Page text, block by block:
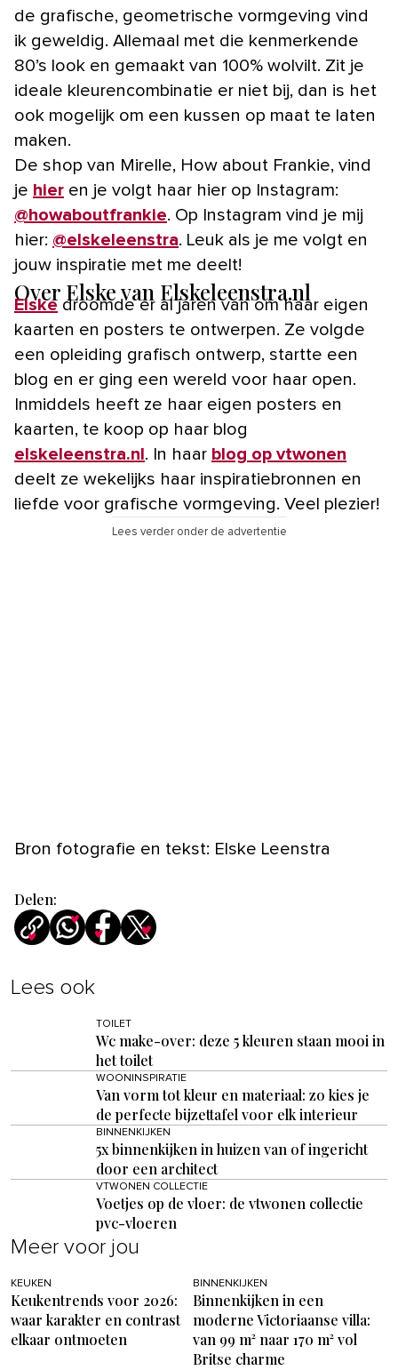
de grafische, geometrische vormgeving vind
ik geweldig. Allemaal met die kenmerkende
80’s look en gemaakt van 100% wolvilt. Zit je
ideale kleurencombinatie er niet bij, dan is het
ook mogelijk om een kussen op maat te laten
maken.
De shop van Mirelle, How about Frankie, vind
je hier en je volgt haar hier op Instagram:
@howaboutfrankie. Op Instagram vind je mij
hier: @elskeleenstra. Leuk als je me volgt en
jouw inspiratie met me deelt!
Over Elske van Elskeleenstra.nl
Elske droomde er al jaren van om haar eigen
kaarten en posters te ontwerpen. Ze volgde
een opleiding grafisch ontwerp, startte een
blog en er ging een wereld voor haar open.
Inmiddels heeft ze haar eigen posters en
kaarten, te koop op haar blog
elskeleenstra.nl . In haar blog op vtwonen
deelt ze wekelijks haar inspiratiebronnen en
liefde voor grafische vormgeving. Veel plezier!
Lees verder onder de advertentie
Bron fotografie en tekst: Elske Leenstra
Delen:
Lees ook
TOILET
Wc make-over: deze 5 kleuren staan mooi in
het toilet
WOONINSPIRATIE
Van vorm tot kleur en materiaal: zo kies je
de perfecte bijzettafel voor elk interieur
BINNENKIJKEN
5x binnenkijken in huizen van of ingericht
door een architect
VTWONEN COLLECTIE
Voetjes op de vloer: de vtwonen collectie
pvc-vloeren
Meer voor jou
KEUKEN
Keukentrends voor 2026:
waar karakter en contrast
elkaar ontmoeten
BINNENKIJKEN
Binnenkijken in een
moderne Victoriaanse villa:
van 99 m² naar 170 m² vol
Britse charme